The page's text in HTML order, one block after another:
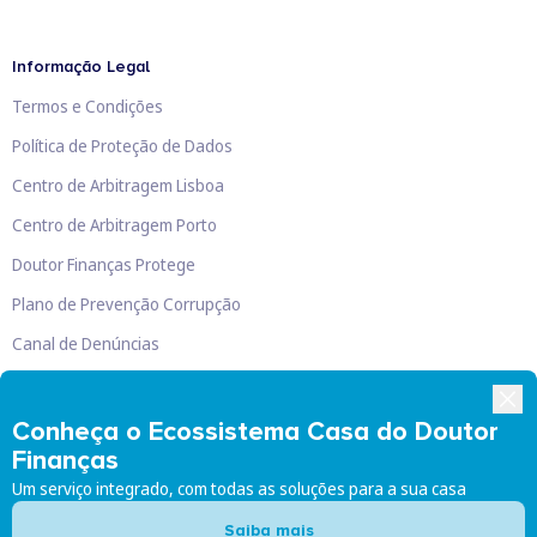
Conheça o Ecossistema Casa do Doutor
Finanças
Um serviço integrado, com todas as soluções para a sua casa
Saiba mais
Informação Legal
Termos e Condições
Política de Proteção de Dados
Centro de Arbitragem Lisboa
Centro de Arbitragem Porto
Doutor Finanças Protege
Plano de Prevenção Corrupção
Canal de Denúncias
Doutor Finanças, Lda